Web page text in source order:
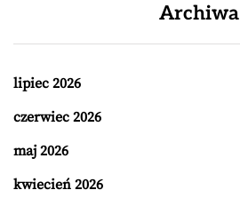
Archiwa
lipiec 2026
czerwiec 2026
maj 2026
kwiecień 2026